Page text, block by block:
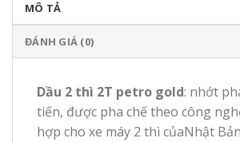
MÔ TẢ
ĐÁNH GIÁ (0)
Dầu 2 thì 2T petro gold: nhớt
tiến, được pha chế theo công
hợp cho xe máy 2 thì củaNhật